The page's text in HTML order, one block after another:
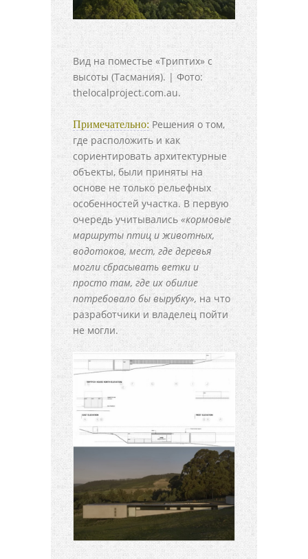
Вид на поместье «Триптих» с
высоты (Тасмания). | Фото:
thelocalproject.com.au.
Примечательно: Решения о том,
где расположить и как
сориентировать архитектурные
объекты, были приняты на
основе не только рельефных
особенностей участка. В первую
очередь учитывались «кормовые
маршруты птиц и животных,
водотоков, мест, где деревья
могли сбрасывать ветки и
просто там, где их обилие
потребовало бы вырубку», на что
разработчики и владелец пойти
не могли.